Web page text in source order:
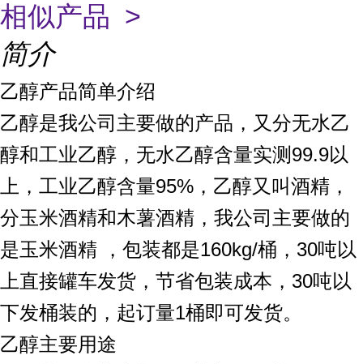
相似产品 >
简介
乙醇产品简单介绍
乙醇是我公司主要做的产品，又分无水乙
醇和工业乙醇，无水乙醇含量实测99.9以
上，工业乙醇含量95%，乙醇又叫酒精，
分玉米酒精和木薯酒精，我公司主要做的
是玉米酒精 ，包装都是160kg/桶，30吨以
上直接罐车发货，节省包装成本，30吨以
下发桶装的，起订量1桶即可发货。
乙醇主要用途